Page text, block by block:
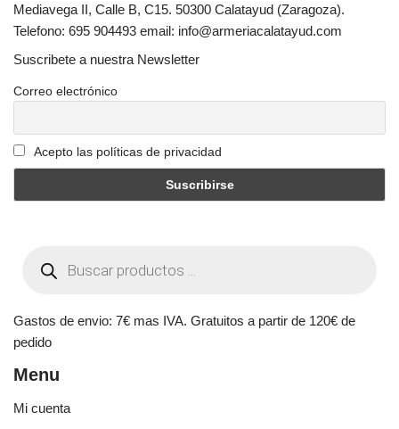
Mediavega II, Calle B, C15. 50300 Calatayud (Zaragoza).
Telefono: 695 904493 email: info@armeriacalatayud.com
Suscribete a nuestra Newsletter
Correo electrónico
Acepto las políticas de privacidad
Gastos de envio: 7€ mas IVA. Gratuitos a partir de 120€ de
pedido
Menu
Mi cuenta